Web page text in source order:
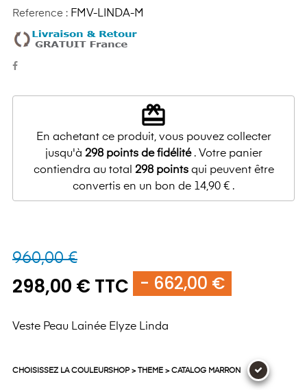
Reference : FMV-LINDA-M
redeem
En achetant ce produit, vous pouvez collecter
jusqu'à 298points de fidélité. Votre panier
contiendra au total 298pointsqui peuvent être
convertis en un bon de 14,90 € .
960,00 €
298,00 € TTC - 662,00 €
Veste Peau Lainée Elyze Linda
CHOISISSEZ LA COULEURSHOP > THEME > CATALOG MARRON